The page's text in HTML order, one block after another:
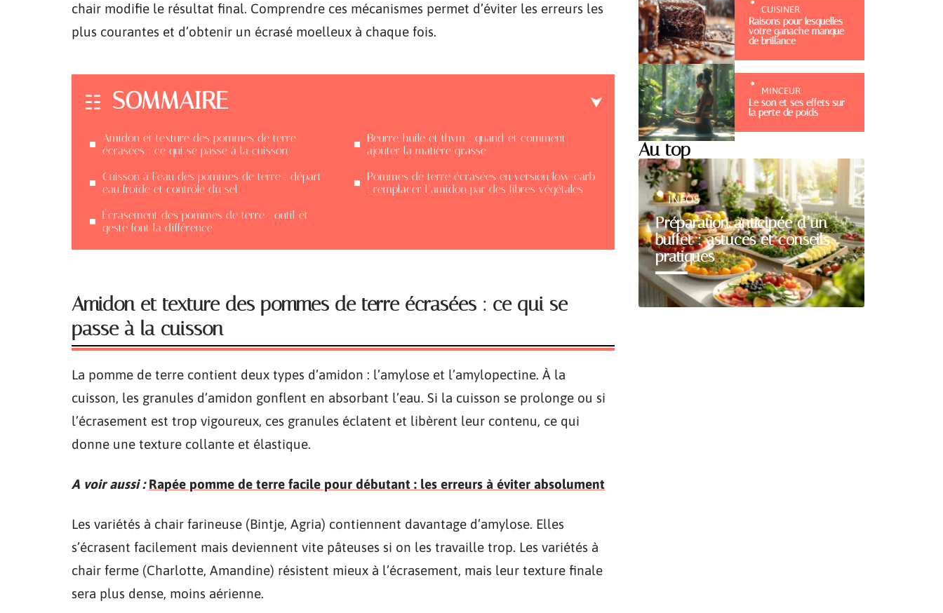
chair modifie le résultat final. Comprendre ces mécanismes permet d’éviter les erreurs les
plus courantes et d’obtenir un écrasé moelleux à chaque fois.
SOMMAIRE
Amidon et texture des pommes de terre
écrasées : ce qui se passe à la cuisson
Cuisson à l’eau des pommes de terre : départ
eau froide et contrôle du sel
Écrasement des pommes de terre : outil et
geste font la différence
Beurre, huile et thym : quand et comment
ajouter la matière grasse
Pommes de terre écrasées en version low-carb
: remplacer l’amidon par des fibres végétales
Amidon et texture des pommes de terre écrasées : ce qui se
passe à la cuisson
La pomme de terre contient deux types d’amidon : l’amylose et l’amylopectine. À la
cuisson, les granules d’amidon gonflent en absorbant l’eau. Si la cuisson se prolonge ou si
l’écrasement est trop vigoureux, ces granules éclatent et libèrent leur contenu, ce qui
donne une texture collante et élastique.
A voir aussi : Rapée pomme de terre facile pour débutant : les erreurs à éviter absolument
Les variétés à chair farineuse (Bintje, Agria) contiennent davantage d’amylose. Elles
s’écrasent facilement mais deviennent vite pâteuses si on les travaille trop. Les variétés à
chair ferme (Charlotte, Amandine) résistent mieux à l’écrasement, mais leur texture finale
sera plus dense, moins aérienne.
CUISINER
Raisons pour lesquelles
votre ganache manque
de brillance
MINCEUR
Le son et ses effets sur
la perte de poids
Au top
Préparation anticipée d’un
buffet : astuces et conseils
pratiques
INFOS